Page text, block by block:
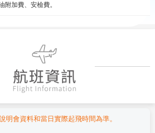
附加費、安檢費。
明會資料和當日實際起飛時間為準。